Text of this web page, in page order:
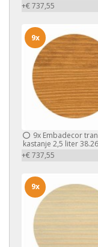
+€ 737,55
9x Embadecor
kastanje 2,5 liter
+€ 737,55
9x
9x